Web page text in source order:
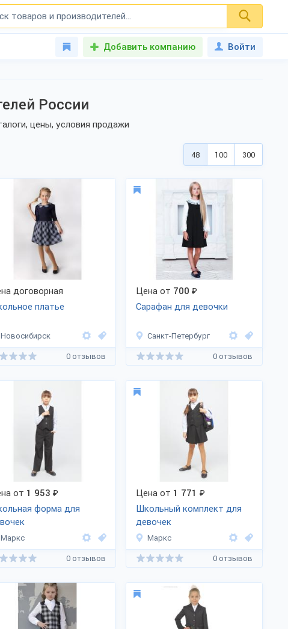
Добавить компанию Войти
России
цены, условия продажи
48 100 300
договорная
платье
Новосибирск
0 отзывов
Цена от 700 ₽
Сарафан для девочки
Санкт-Петербург
0 отзывов
от 1 953 ₽
форма для
Маркс
0 отзывов
Цена от 1 771 ₽
Школьный комплект для
девочек
Маркс
0 отзывов